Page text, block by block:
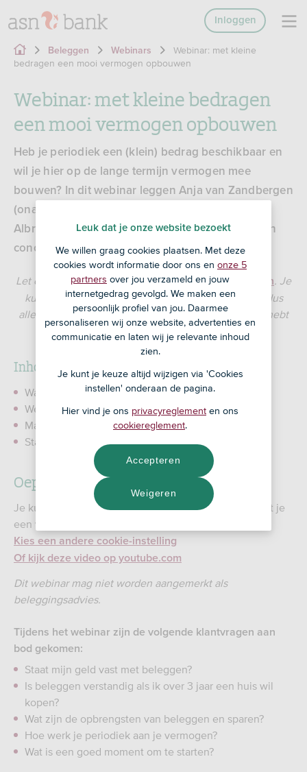
Inloggen
Beleggen Webinars
Webinar: met kleine
bedragen een mooi vermogen opbouwen
Webinar: met kleine bedragen
een mooi vermogen opbouwen
Heb je periodiek een (klein) bedrag beschikbaar en
wil je hier op de lange termijn vermogen mee
bouwen? In dit webinar leggen Anja van Zandbergen
(onafhankelijk Financieel Planner) en Fabrice
Albronda (ASN Impact Investors) aan de hand van
concrete voorbeelden uit hoe je dit kunt doen.
Let op: Met beleggen loop jerisicoen maak je kosten. Je
kunt je inleg of een deel daarvan verliezen. Beleg dus
alleen met geld dat je voor langere tijd beschikbaar hebt
naast je spaarrekening.
Inhoud van het webinar
Wat is beleggen
Welk risico past bij jou
Maak jouw beleggingsplan met kleine bedragen
Starten met beleggen - zo werkt het
Oeps! Geen video
Je kunt de video over dit onderwerp niet kijken omdat je
een vereiste cookie hebt uitgeschakeld. Toch zien?
Kies een andere cookie-instelling
Of kijk deze video op youtube.com
Dit webinar mag niet worden aangemerkt als
beleggingsadvies.
Tijdens het webinar zijn de volgende klantvragen aan
bod gekomen:
Staat mijn geld vast met beleggen?
Is beleggen verstandig als ik over 3 jaar een huis wil
kopen?
Wat zijn de opbrengsten van beleggen en sparen?
Hoe werk je periodiek aan je vermogen?
Wat is een goed moment om te starten?
Leuk dat je onze website bezoekt
We willen graag cookies plaatsen. Met deze
cookies wordt informatie door ons en onze 5
partners over jou verzameld en jouw
internetgedrag gevolgd. We maken een
persoonlijk profiel van jou. Daarmee
personaliseren wij onze website, advertenties en
communicatie en laten wij je relevante inhoud
zien.
Je kunt je keuze altijd wijzigen via 'Cookies
instellen' onderaan de pagina.
Hier vind je ons privacyreglement en ons
cookiereglement.
Weigeren
Accepteren